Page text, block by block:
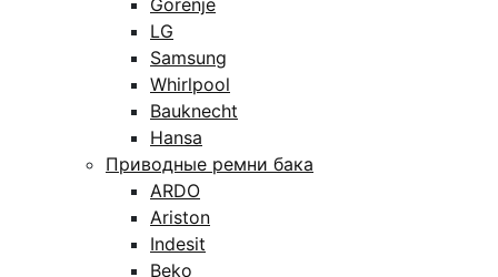
Gorenje
LG
Samsung
Whirlpool
Bauknecht
Hansa
Приводные ремни бака
ARDO
Ariston
Indesit
Beko